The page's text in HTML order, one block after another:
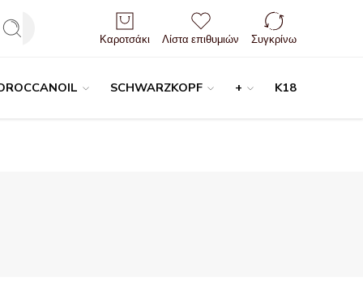
Είσοδος / Εγγραφή
Καροτσάκι Λίστα επιθυμιών Συγκρίνω
SCHWARZKOPF + K18